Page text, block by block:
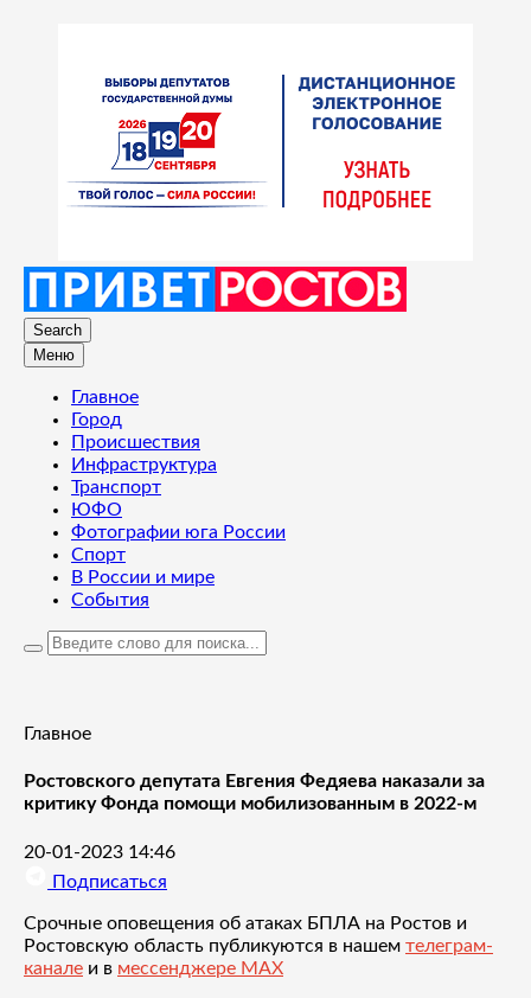
Search
Меню
Главное
Город
Происшествия
Инфраструктура
Транспорт
ЮФО
Фотографии юга России
Спорт
В России и мире
События
Главное
Ростовского депутата Евгения Федяева наказали за
критику Фонда помощи мобилизованным в 2022-м
20-01-2023 14:46
Подписаться
Срочные оповещения об атаках БПЛА на Ростов и
Ростовскую область публикуются в нашем телеграм-
канале и в мессенджере MAX